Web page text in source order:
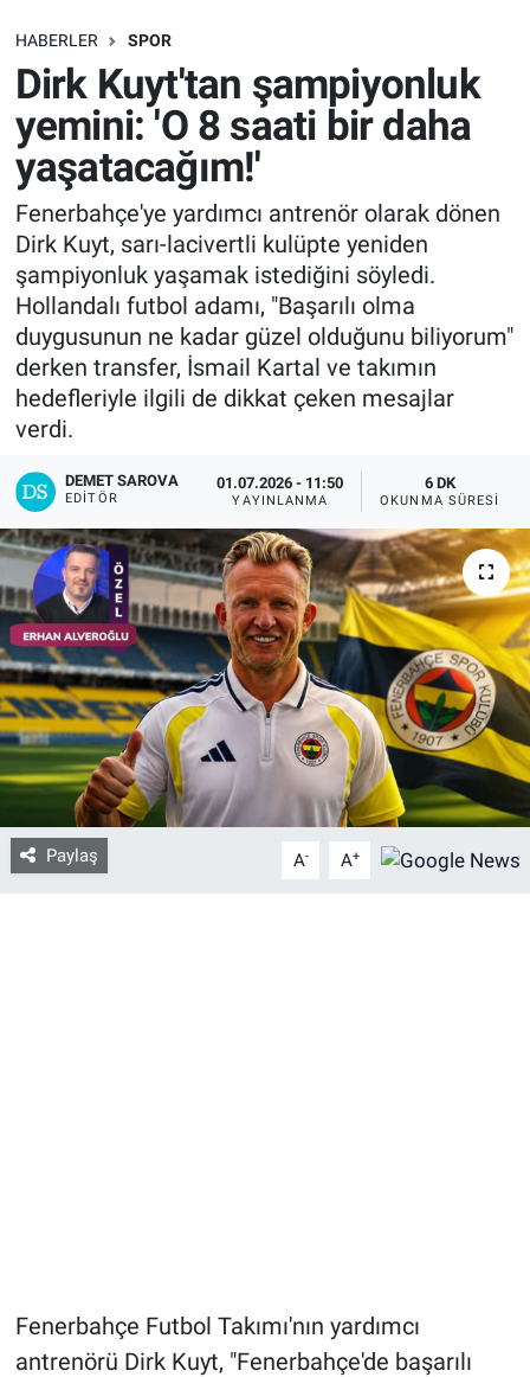
HABERLER SPOR
Dirk Kuyt'tan şampiyonluk
yemini: 'O 8 saati bir daha
yaşatacağım!'
Fenerbahçe'ye yardımcı antrenör olarak dönen
Dirk Kuyt, sarı-lacivertli kulüpte yeniden
şampiyonluk yaşamak istediğini söyledi.
Hollandalı futbol adamı, "Başarılı olma
duygusunun ne kadar güzel olduğunu biliyorum"
derken transfer, İsmail Kartal ve takımın
hedefleriyle ilgili de dikkat çeken mesajlar
verdi.
DEMET SAROVA
EDITÖR
01.07.2026 - 11:50
YAYINLANMA
6 DK
OKUNMA SÜRESI
Paylaş A- A+
Fenerbahçe Futbol Takımı'nın yardımcı
antrenörü Dirk Kuyt, "Fenerbahçe'de başarılı
SAĞLIK
EKONOMİ
EĞİTİM
ÖZEL HABER
Keşfet
ASTROLOJİ
MANŞET
İLAN
Bize ulaşın
İletişim/Künye
Yaşam
Gözden Kaçmasın
İletişim (Künye)